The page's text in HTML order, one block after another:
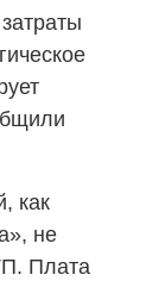
как
не
Плата